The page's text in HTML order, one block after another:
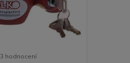
3 hodnocení